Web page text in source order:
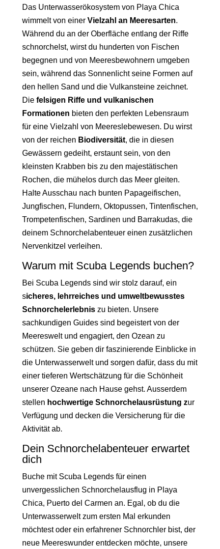
Das Unterwasserökosystem von Playa Chica
wimmelt von einer Vielzahl an Meeresarten.
Während du an der Oberfläche entlang der Riffe
schnorchelst, wirst du hunderten von Fischen
begegnen und von Meeresbewohnern umgeben
sein, während das Sonnenlicht seine Formen auf
den hellen Sand und die Vulkansteine zeichnet.
Die felsigen Riffe und vulkanischen
Formationen bieten den perfekten Lebensraum
für eine Vielzahl von Meereslebewesen. Du wirst
von der reichen Biodiversität, die in diesen
Gewässern gedeiht, erstaunt sein, von den
kleinsten Krabben bis zu den majestätischen
Rochen, die mühelos durch das Meer gleiten.
Halte Ausschau nach bunten Papageifischen,
Jungfischen, Flundern, Oktopussen, Tintenfischen,
Trompetenfischen, Sardinen und Barrakudas, die
deinem Schnorchelabenteuer einen zusätzlichen
Nervenkitzel verleihen.
Warum mit Scuba Legends buchen?
Bei Scuba Legends sind wir stolz darauf, ein
sicheres, lehrreiches und umweltbewusstes
Schnorchelerlebniszu bieten. Unsere
sachkundigen Guides sind begeistert von der
Meereswelt und engagiert, den Ozean zu
schützen. Sie geben dir faszinierende Einblicke in
die Unterwasserwelt und sorgen dafür, dass du mit
einer tieferen Wertschätzung für die Schönheit
unserer Ozeane nach Hause gehst. Ausserdem
stellen hochwertige Schnorchelausrüstung zur
Verfügung und decken die Versicherung für die
Aktivität ab.
Dein Schnorchelabenteuer erwartet
dich
Buche mit Scuba Legends für einen
unvergesslichen Schnorchelausflug in Playa
Chica, Puerto del Carmen an. Egal, ob du die
Unterwasserwelt zum ersten Mal erkunden
möchtest oder ein erfahrener Schnorchler bist, der
neue Meereswunder entdecken möchte, unsere